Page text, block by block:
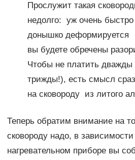
Прослужит такая
недолго: уж очень быстро
донышко деформируется
вы будете обречены
Чтобы не платить дважды
трижды!), есть смысл
на сковороду из литого
Теперь обратим внимание на
сковороду надо, в зависимости
нагревательном приборе вы